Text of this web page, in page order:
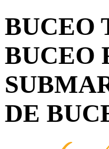
BUCEO
BUCEO
DE